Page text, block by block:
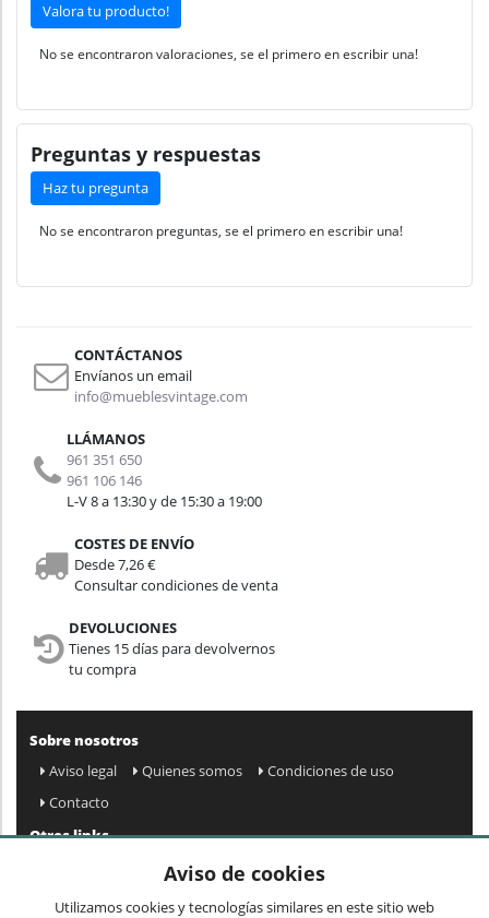
Valora tu producto!
No se encontraron valoraciones, se el primero en escribir una!
Preguntas y respuestas
Haz tu pregunta
No se encontraron preguntas, se el primero en escribir una!
CONTÁCTANOS
Envíanos un email
info@mueblesvintage.com
LLÁMANOS
961 351 650
961 106 146
L-V 8 a 13:30 y de 15:30 a 19:00
COSTES DE ENVÍO
Desde 7,26 €
Consultar condiciones de venta
DEVOLUCIONES
Tienes 15 días para devolvernos
tu compra
Sobre nosotros
Aviso legal
Quienes somos
Condiciones de uso
Contacto
Otros links
Preguntas frecuentes
Mi cuenta
Condiciones de envío y devolución
Aviso de cookies
Utilizamos cookies y tecnologías similares en este sitio web